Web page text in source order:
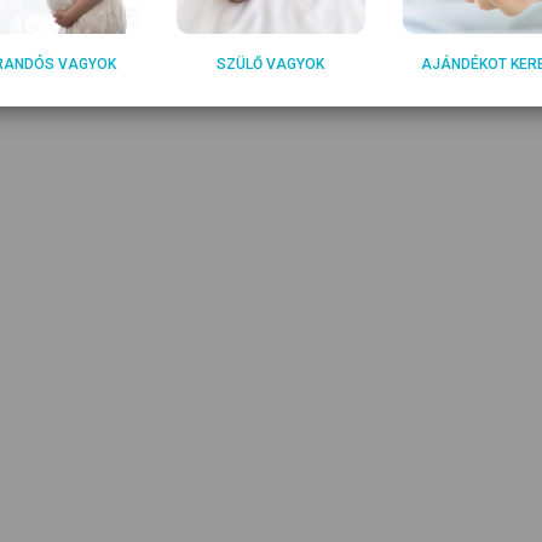
VAGYOK SZÜLŐ VAGYOK AJÁNDÉKOT